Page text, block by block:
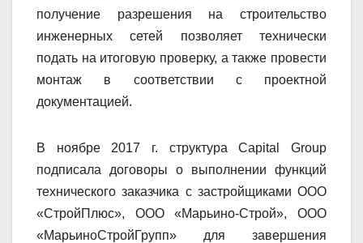
получение разрешения на строительство
инженерных сетей позволяет технически
подать на итоговую проверку, а также провести
монтаж в соответствии с проектной
документацией.
В ноябре 2017 г. структура Capital Group
подписала договоры о выполнении функций
технического заказчика с застройщиками ООО
«СтройПлюс», ООО «Марьино-Строй», ООО
«МарьиноСтройГрупп» для завершения